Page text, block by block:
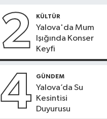
2 KÜLTÜR
Yalova'da Mum
Işığında Konser
Keyfi
4 GÜNDEM
Yalova’da Su
Kesintisi
Duyurusu